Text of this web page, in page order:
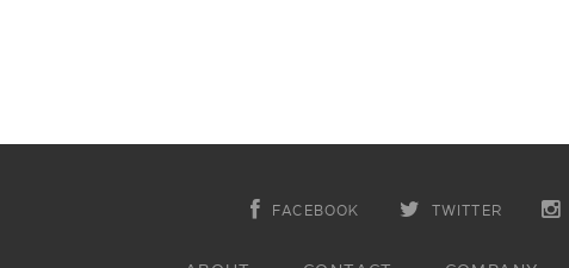
FACEBOOK TWITTER